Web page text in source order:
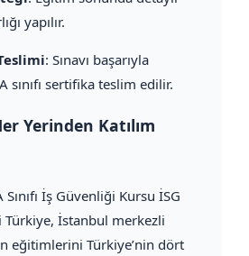
yapılır.
: Sınavı başarıyla
sınıfı sertifika teslim edilir.
Yerinden Katılım
İş Güvenliği Kursu İSG
Türkiye, İstanbul merkezli
eğitimlerini Türkiye’nin dört